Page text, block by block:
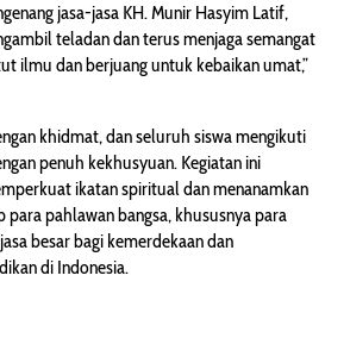
jasa-jasa KH. Munir Hasyim Latif,
teladan dan terus menjaga semangat
ilmu dan berjuang untuk kebaikan umat,”
khidmat, dan seluruh siswa mengikuti
penuh kekhusyuan. Kegiatan ini
ikatan spiritual dan menanamkan
pahlawan bangsa, khususnya para
besar bagi kemerdekaan dan
di Indonesia.